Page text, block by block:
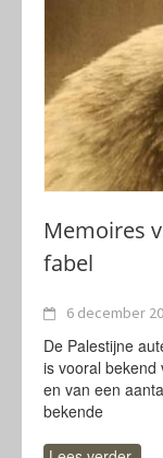
Memoires
fabel
6 december
De Palestijne
is vooral bekend
en van een
bekende